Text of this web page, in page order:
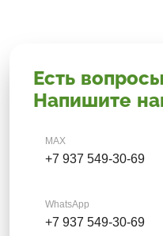
Есть
Напишите
MAX
+7 937 549-30-69
WhatsApp
+7 937 549-30-69